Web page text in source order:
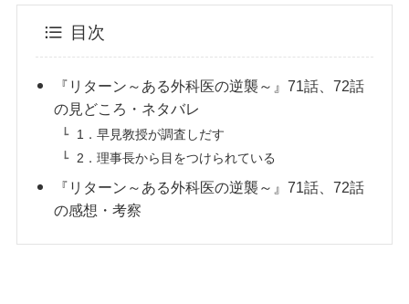
目次
『リターン～ある外科医の逆襲～』71話、72話
の見どころ・ネタバレ
1．早見教授が調査しだす
2．理事長から目をつけられている
『リターン～ある外科医の逆襲～』71話、72話
の感想・考察